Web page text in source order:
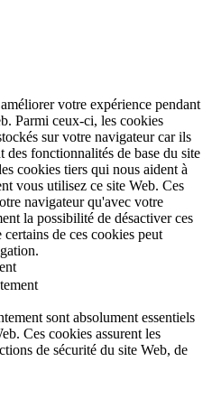
votre expérience pendant
Parmi ceux-ci, les cookies
sur votre navigateur car ils
des fonctionnalités de base du site
cookies tiers qui nous aident à
vous utilisez ce site Web. Ces
navigateur qu'avec votre
la possibilité de désactiver ces
de ces cookies peut
sont absolument essentiels
Ces cookies assurent les
de sécurité du site Web, de